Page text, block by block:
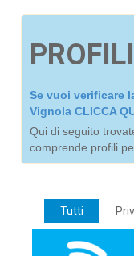
Se vuoi verificare
Vignola CLICCA
Qui di seguito
comprende profili
Tutti